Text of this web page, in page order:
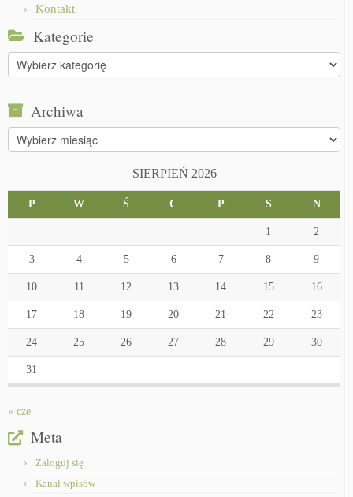
Kontakt
Kategorie
Kategorie
Archiwa
Archiwa
SIERPIEŃ 2026
P W Ś C P S N
1 2
3 4 5 6 7 8 9
10 11 12 13 14 15 16
17 18 19 20 21 22 23
24 25 26 27 28 29 30
31
« cze
Meta
Zaloguj się
Kanał wpisów